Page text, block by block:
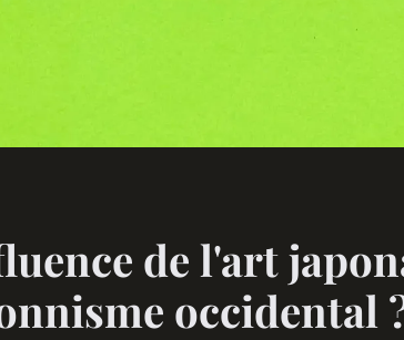
de l'art
occidental